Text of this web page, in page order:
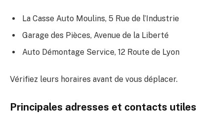
La Casse Auto Moulins, 5 Rue de l’Industrie
Garage des Pièces, Avenue de la Liberté
Auto Démontage Service, 12 Route de Lyon
Vérifiez leurs horaires avant de vous déplacer.
Principales adresses et contacts utiles